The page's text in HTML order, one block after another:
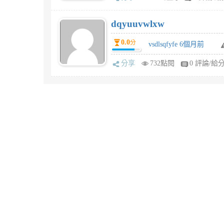
dqyuuvwlxw
0.0分 vsdlsqfyfe 6個月前
分享 732點閱 0 評論/給